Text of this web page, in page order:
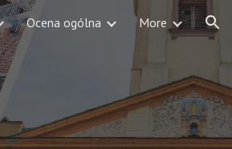
Ocena ogólna More